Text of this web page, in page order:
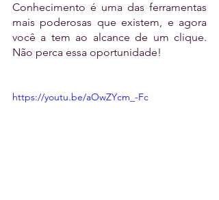
Conhecimento é uma das ferramentas
mais poderosas que existem, e agora
você a tem ao alcance de um clique.
Não perca essa oportunidade!
https://youtu.be/aOwZYcm_-Fc